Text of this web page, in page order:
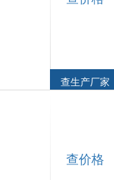
查生产厂家
查价格